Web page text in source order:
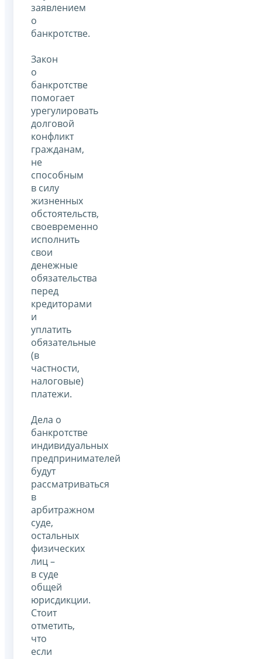
заявлением
о
банкротстве.
Закон
о
банкротстве
помогает
урегулировать
долговой
конфликт
гражданам,
не
способным
в силу
жизненных
обстоятельств,
своевременно
исполнить
свои
денежные
обязательства
перед
кредиторами
и
уплатить
обязательные
(в
частности,
налоговые)
платежи.
Дела о
банкротстве
индивидуальных
предпринимателей
будут
рассматриваться
в
арбитражном
суде,
остальных
физических
лиц –
в суде
общей
юрисдикции.
Стоит
отметить,
что
если